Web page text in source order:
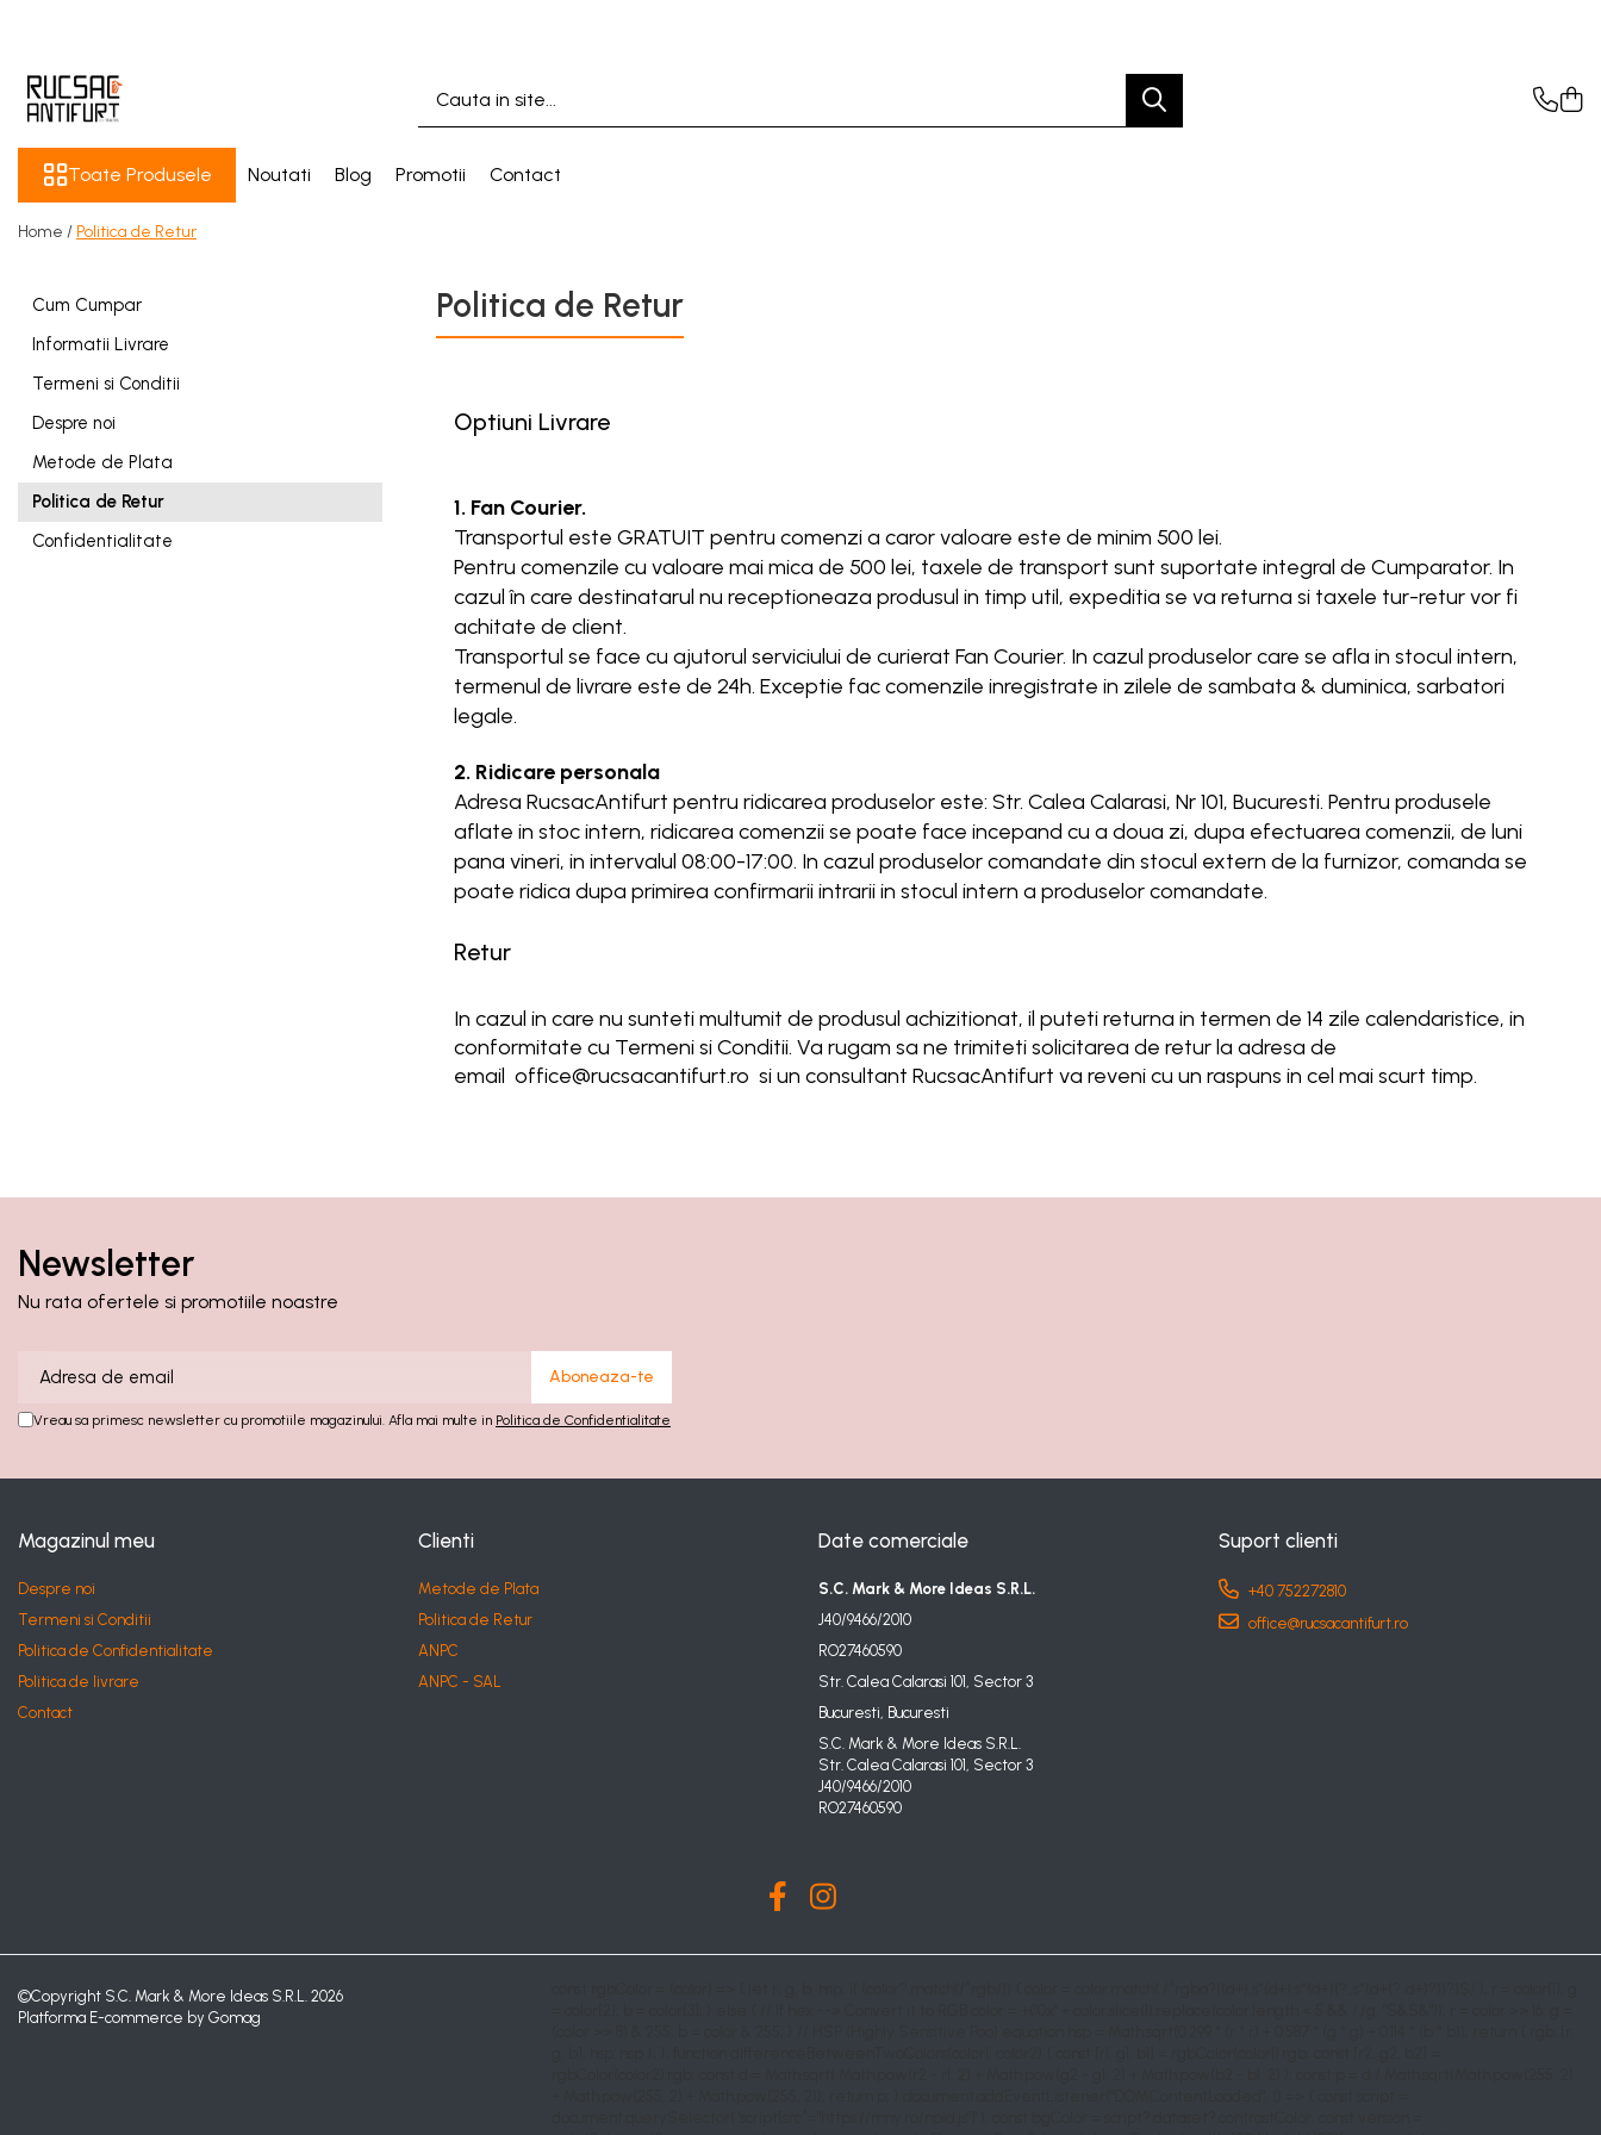
Toate Produsele
Rucsaci Antifurt
Genti Antifurt
Accesorii Antifurt
Speciale
Toate Produsele Noutati Blog Promotii Contact
Home / Politica de Retur
Politica de Retur
Optiuni Livrare
1. Fan Courier.
Transportul este GRATUIT pentru comenzi a caror valoare este de minim 500 lei.
Pentru comenzile cu valoare mai mica de 500 lei, taxele de transport sunt suportate integral de Cumparator. In
cazul în care destinatarul nu receptioneaza produsul in timp util, expeditia se va returna si taxele tur-retur vor fi
achitate de client.
Transportul se face cu ajutorul serviciului de curierat Fan Courier. In cazul produselor care se afla in stocul intern,
termenul de livrare este de 24h. Exceptie fac comenzile inregistrate in zilele de sambata & duminica, sarbatori
legale.
2. Ridicare personala
Adresa RucsacAntifurt pentru ridicarea produselor este: Str. Calea Calarasi, Nr 101, Bucuresti. Pentru produsele
aflate in stoc intern, ridicarea comenzii se poate face incepand cu a doua zi, dupa efectuarea comenzii, de luni
pana vineri, in intervalul 08:00-17:00. In cazul produselor comandate din stocul extern de la furnizor, comanda se
poate ridica dupa primirea confirmarii intrarii in stocul intern a produselor comandate.
Retur
In cazul in care nu sunteti multumit de produsul achizitionat, il puteti returna in termen de 14 zile calendaristice, in
conformitate cu Termeni si Conditii. Va rugam sa ne trimiteti solicitarea de retur la adresa de
email office@rucsacantifurt.ro si un consultant RucsacAntifurt va reveni cu un raspuns in cel mai scurt timp.
Cum Cumpar
Informatii Livrare
Termeni si Conditii
Despre noi
Metode de Plata
Politica de Retur
Confidentialitate
Newsletter
Nu rata ofertele si promotiile noastre
Vreau sa primesc newsletter cu promotiile magazinului. Afla mai multe in Politica de Confidentialitate
Magazinul meu
Despre noi
Termeni si Conditii
Politica de Confidentialitate
Politica de livrare
Contact
Clienti
Metode de Plata
Politica de Retur
ANPC
ANPC - SAL
Date comerciale
S.C. Mark & More Ideas S.R.L.
J40/9466/2010
RO27460590
Str. Calea Calarasi 101, Sector 3
Bucuresti, Bucuresti
S.C. Mark & More Ideas S.R.L.
Str. Calea Calarasi 101, Sector 3
J40/9466/2010
RO27460590
Suport clienti
+40 752272810
office@rucsacantifurt.ro
©Copyright S.C. Mark & More Ideas S.R.L. 2026
Platforma E-commerce by Gomag